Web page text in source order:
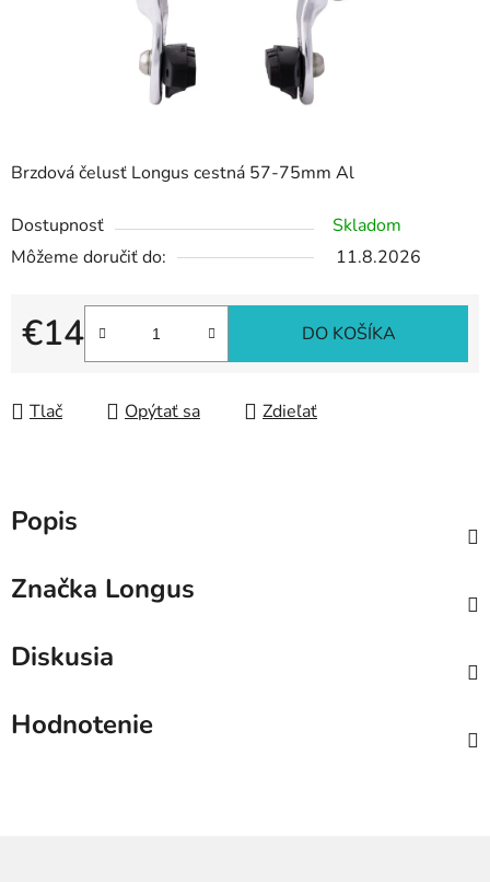
Brzdová čelusť Longus cestná 57-75mm Al
Dostupnosť
Skladom
Môžeme doručiť do:
11.8.2026
€14
Jednotková cena:
DO KOŠÍKA
Tlač Opýtať sa Zdieľať
Popis
Značka Longus
Diskusia
Hodnotenie